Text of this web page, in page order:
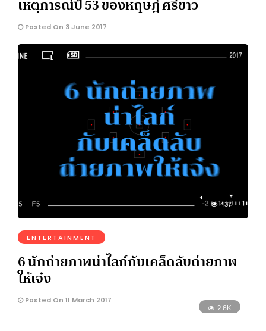
Posted On 3 June 2017
437
ENTERTAINMENT
6 นักถ่ายภาพน่าไลก์กับเคล็ดลับถ่ายภาพ
ให้เจ๋ง
Posted On 11 March 2017
2.6K